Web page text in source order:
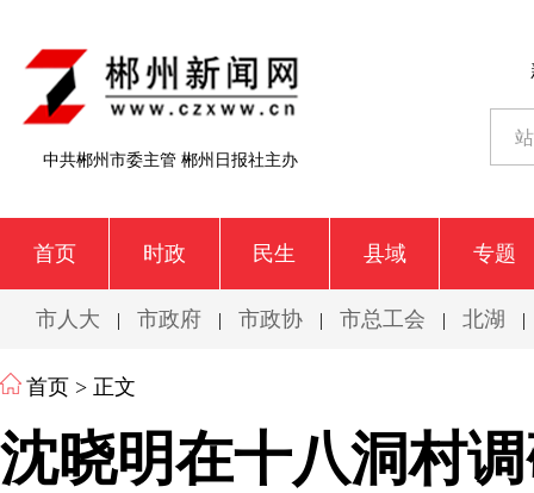
中共郴州市委主管 郴州日报社主办
首页 时政 民生 县域 专题
市人大 | 市政府 | 市政协 | 市总工会 | 北湖 |
首页 > 正文
沈晓明在十八洞村